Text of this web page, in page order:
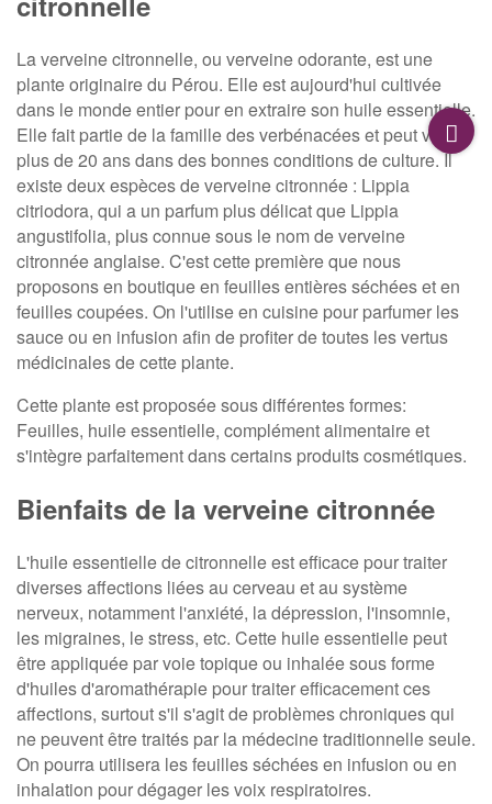
La verveine citronnelle, ou verveine odorante, est une
plante originaire du Pérou. Elle est aujourd'hui cultivée
dans le monde entier pour en extraire son huile essentielle.
Elle fait partie de la famille des verbénacées et peut vivre
plus de 20 ans dans des bonnes conditions de culture. Il
existe deux espèces de verveine citronnée : Lippia
citriodora, qui a un parfum plus délicat que Lippia
angustifolia, plus connue sous le nom de verveine
citronnée anglaise. C'est cette première que nous
proposons en boutique en feuilles entières séchées et en
feuilles coupées. On l'utilise en cuisine pour parfumer les
sauce ou en infusion afin de profiter de toutes les vertus
médicinales de cette plante.
Cette plante est proposée sous différentes formes:
Feuilles, huile essentielle, complément alimentaire et
s'intègre parfaitement dans certains produits cosmétiques.
Bienfaits de la verveine citronnée
L'huile essentielle de citronnelle est efficace pour traiter
diverses affections liées au cerveau et au système
nerveux, notamment l'anxiété, la dépression, l'insomnie,
les migraines, le stress, etc. Cette huile essentielle peut
être appliquée par voie topique ou inhalée sous forme
d'huiles d'aromathérapie pour traiter efficacement ces
affections, surtout s'il s'agit de problèmes chroniques qui
ne peuvent être traités par la médecine traditionnelle seule.
On pourra utilisera les feuilles séchées en infusion ou en
inhalation pour dégager les voix respiratoires.